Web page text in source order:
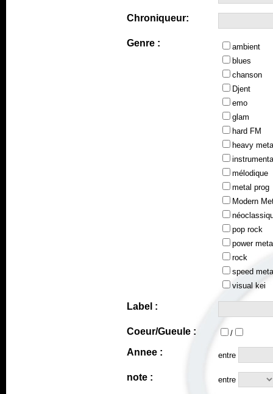
Chroniqueur:
Genre :
ambient
blues
chanson
Djent
emo
glam
hard FM
heavy
mélodique
metal prog
Modern
pop rock
power
rock
speed
visual kei
Label :
Coeur/Gueule : /
Annee : entre
note : entre